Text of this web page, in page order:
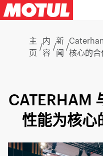
主
页
/
内
容
/
新
闻
/
核心的合
CATERHAM
性能为核心